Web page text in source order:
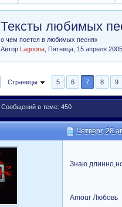
Тексты любимых
о чем поется в любимых песнях
Автор Lagoona Пятница, 15 апреля
Страницы 5 6 7 8 9
Сообщений в теме: 450
Четверг, 28
Знаю
Amour Любовь